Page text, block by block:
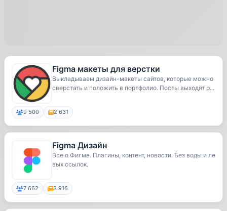
Figma макеты для верстки
Выкладываем дизайн-макеты сайтов, которые можно
сверстать и положить в портфолио. Посты выходят р...
9 500 2 631
Figma Дизайн
Все о Фигме. Плагины, контент, новости. Без воды и ле
вых ссылок.
7 662 3 916